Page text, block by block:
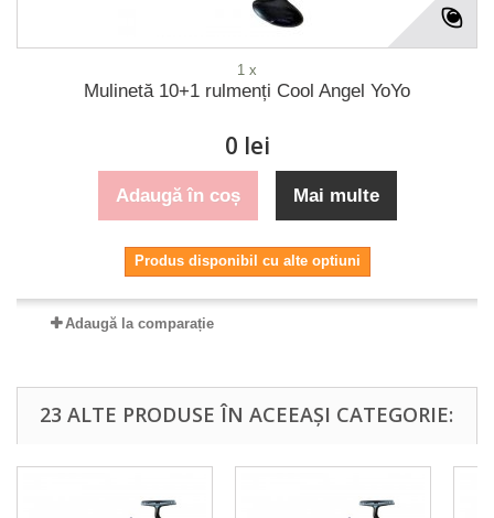
1 x
Mulinetă 10+1 rulmenți Cool Angel YoYo
0 lei
Adaugă în coș Mai multe
Produs disponibil cu alte optiuni
Adaugă la comparație
23 ALTE PRODUSE ÎN ACEEAȘI CATEGORIE: